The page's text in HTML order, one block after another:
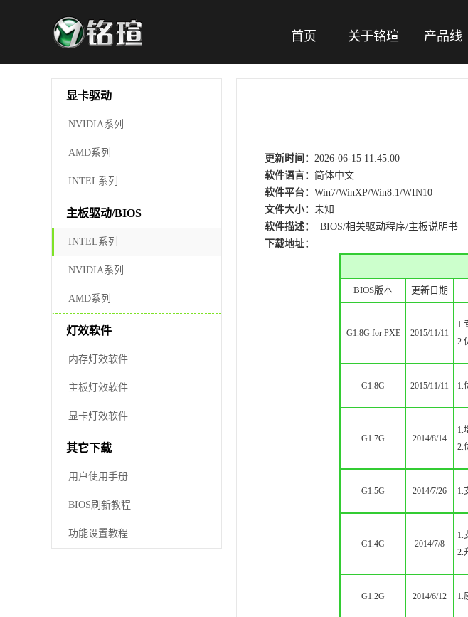
首页 关于铭瑄 产品线
显卡驱动
NVIDIA系列
AMD系列
INTEL系列
主板驱动/BIOS
INTEL系列
NVIDIA系列
AMD系列
灯效软件
内存灯效软件
主板灯效软件
显卡灯效软件
其它下载
用户使用手册
BIOS刷新教程
功能设置教程
更新时间： 2026-06-15 11:45:00
软件语言： 简体中文
软件平台： Win7/WinXP/Win8.1/WIN10
文件大小： 未知
软件描述：
BIOS/相关驱动程序/主板说明书
下载地址：
BIOS版本 更新日期
G1.8G for PXE 2015/11/11
1.
2.
G1.8G 2015/11/11 1.
G1.7G 2014/8/14
1.
2.
G1.5G 2014/7/26 1.
G1.4G 2014/7/8
1.
2.
G1.2G 2014/6/12 1.